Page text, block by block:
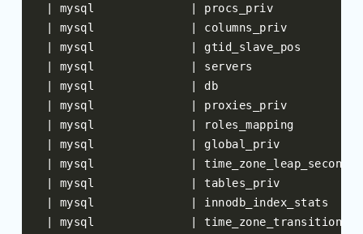
mysql
mysql
mysql
mysql
mysql
mysql
mysql
mysql
mysql
mysql
mysql
mysql